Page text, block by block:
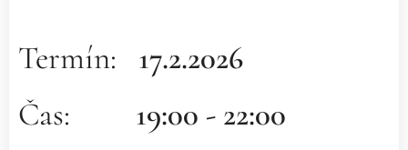
Termín: 17.2.2026
Čas: 19:00 - 22:00